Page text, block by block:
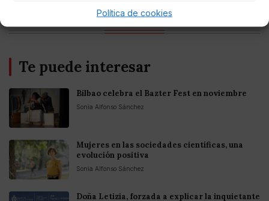
Política de cookies
Te puede interesar
Bilbao celebra el Bazter Fest en noviembre
Sonia Alfonso Sánchez
Mujeres en las sociedades científicas, una
evolución positiva
Sonia Alfonso Sánchez
Doña Letizia, forzada a explicar la inquietante